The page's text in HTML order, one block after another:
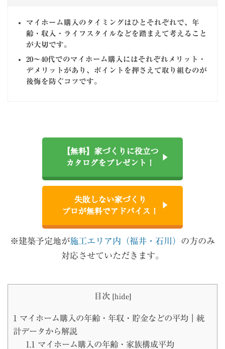
マイホーム購入のタイミングはひとそれぞれで、年
齢・収入・ライフスタイルなどを踏まえて考えること
が大切です。
20～40代でのマイホーム購入にはそれぞれメリット・
デメリットがあり、ポイントを押さえて取り組むのが
後悔を防ぐコツです。
【無料】家づくりに役立つ
カタログをプレゼント！
失敗しない家づくり
プロが無料でアドバイス！
※建築予定地が施工エリア内（福井・石川） の方のみ
対応させていただきます。
目次 [hide]
1
マイホーム購入の年齢・年収・貯金などの平均｜統
計データから解説
1.1
マイホーム購入の年齢・家族構成平均